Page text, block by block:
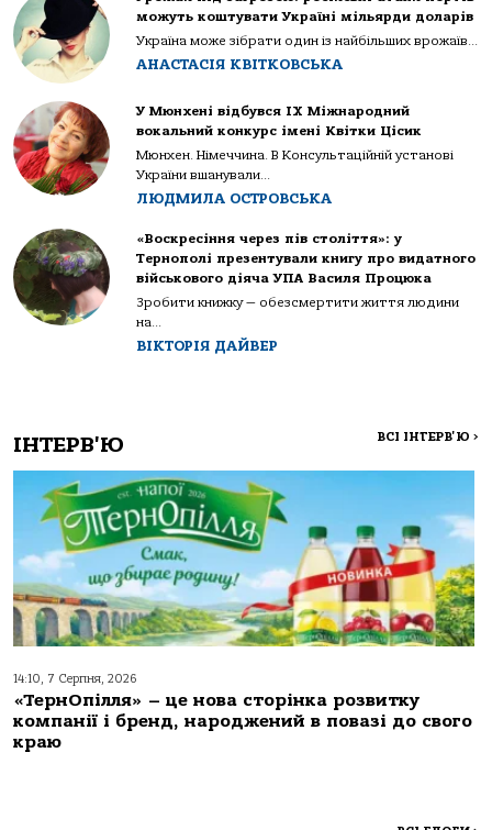
можуть коштувати Україні мільярди доларів
Україна може зібрати один із найбільших врожаїв...
АНАСТАСІЯ КВІТКОВСЬКА
У Мюнхені відбувся IX Міжнародний
вокальний конкурс імені Квітки Цісик
Мюнхен. Німеччина. В Консультаційній установі
України вшанували...
ЛЮДМИЛА ОСТРОВСЬКА
«Воскресіння через пів століття»: у
Тернополі презентували книгу про видатного
військового діяча УПА Василя Процюка
Зробити книжку — обезсмертити життя людини
на...
ВІКТОРІЯ ДАЙВЕР
ІНТЕРВ'Ю ВСІ ІНТЕРВ'Ю >
14:10, 7 Серпня, 2026
«ТернОпілля» – це нова сторінка розвитку
компанії і бренд, народжений в повазі до свого
краю